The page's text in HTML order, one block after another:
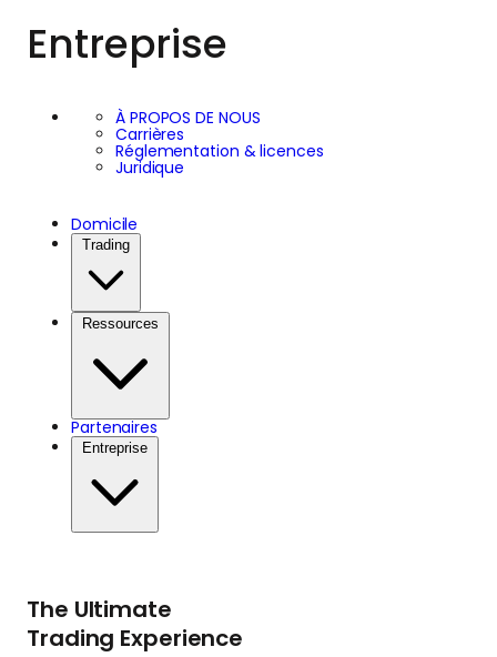
Entreprise
À PROPOS DE NOUS
Carrières
Réglementation & licences
Juridique
Domicile
Trading
Ressources
Partenaires
Entreprise
The Ultimate
Trading Experience